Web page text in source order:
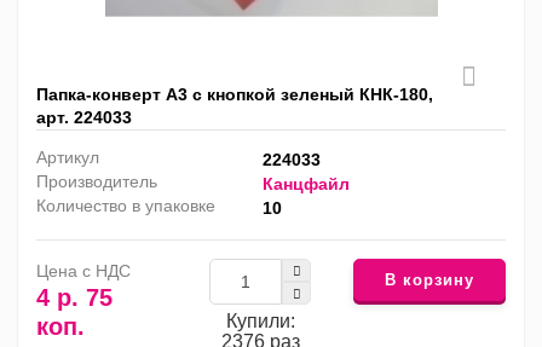
Папка-конверт А3 с кнопкой зеленый КНК-180,
арт. 224033
Артикул
224033
Производитель
Канцфайл
Количество в упаковке
10
Цена с НДС
4 р. 75
коп.
Купили:
2376 раз
В корзину